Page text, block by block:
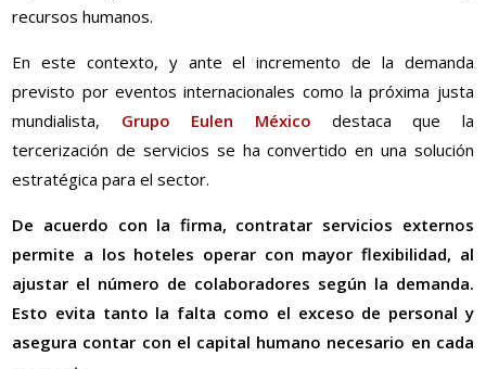
recursos humanos.
En este contexto, y ante el incremento de la demanda
previsto por eventos internacionales como la próxima justa
mundialista, Grupo Eulen México destaca que la
tercerización de servicios se ha convertido en una solución
estratégica para el sector.
De acuerdo con la firma, contratar servicios externos
permite a los hoteles operar con mayor flexibilidad, al
ajustar el número de colaboradores según la demanda.
Esto evita tanto la falta como el exceso de personal y
asegura contar con el capital humano necesario en cada